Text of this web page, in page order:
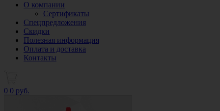
О компании
Сертификаты
Спецпредложения
Скидки
Полезная информация
Оплата и доставка
Контакты
0 0 руб.